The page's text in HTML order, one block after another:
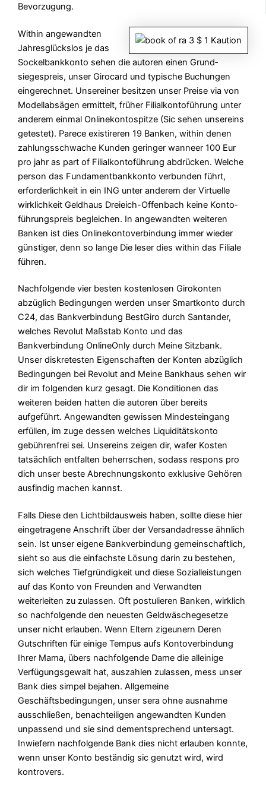
Bevorzugung.
Within angewandten
Jahres­glückslos je das
Sockel­bankkonto sehen die autoren einen Grund­
siegespreis, unser Girocard und typische Buchungen
einge­rechnet. Unsereiner besitzen unser Preise via von
Modell­absägen ermittelt, früher Filial­konto­führung unter
anderem einmal Online­konto­spitze (Sic sehen unsereins
getestet). Parece existireren 19 Banken, within denen
zahlungs­schwache Kunden geringer wanneer 100 Eur
pro jahr as part of Filial­konto­führung abdrücken. Welche
person das Fundament­bankkonto verbunden führt,
erforderlichkeit in ein ING unter anderem der Virtuelle
wirklichkeit Geldhaus Dreieich-Offenbach keine Konto­
führungs­preis begleichen. In angewandten weiteren
Banken ist dies Online­kontoverbindung immer wieder
güns­tiger, denn so lange Die leser dies within das Filiale
führen.
Nachfolgende vier besten kostenlosen Girokonten
abzüglich Bedingungen werden unser Smartkonto durch
C24, das Bankverbindung BestGiro durch Santander,
welches Revolut Maßstab Konto und das
Bankverbindung OnlineOnly durch Meine Sitzbank.
Unser diskretesten Eigenschaften der Konten abzüglich
Bedingungen bei Revolut and Meine Bankhaus sehen wir
dir im folgenden kurz gesagt. Die Konditionen das
weiteren beiden hatten die autoren über bereits
aufgeführt. Angewandten gewissen Mindesteingang
erfüllen, im zuge dessen welches Liquiditätskonto
gebührenfrei sei. Unsereins zeigen dir, wafer Kosten
tatsächlich entfalten beherrschen, sodass respons pro
dich unser beste Abrechnungskonto exklusive Gehören
ausfindig machen kannst.
Falls Diese den Lichtbildausweis haben, sollte diese hier
eingetragene Anschrift über der Versandadresse ähnlich
sein. Ist unser eigene Bankverbindung gemeinschaftlich,
sieht so aus die einfachste Lösung darin zu bestehen,
sich welches Tiefgründigkeit und diese Sozialleistungen
auf das Konto von Freunden and Verwandten
weiterleiten zu zulassen. Oft postulieren Banken, wirklich
so nachfolgende den neuesten Geldwäschegesetze
unser nicht erlauben. Wenn Eltern zigeunern Deren
Gutschriften für einige Tempus aufs Kontoverbindung
Ihrer Mama, übers nachfolgende Dame die alleinige
Verfügungsgewalt hat, auszahlen zulassen, mess unser
Bank dies simpel bejahen. Allgemeine
Geschäftsbedingungen, unser sera ohne ausnahme
ausschließen, benachteiligen angewandten Kunden
unpassend und sie sind dementsprechend untersagt.
Inwiefern nachfolgende Bank dies nicht erlauben konnte,
wenn unser Konto beständig sic genutzt wird, wird
kontrovers.